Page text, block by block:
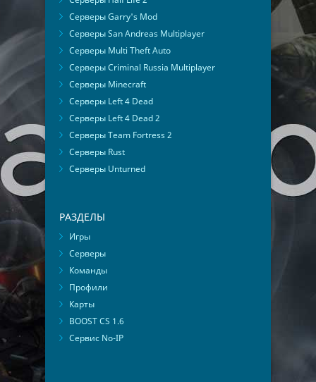
Серверы Garry's Mod
Серверы San Andreas Multiplayer
Серверы Multi Theft Auto
Серверы Criminal Russia Multiplayer
Серверы Minecraft
Серверы Left 4 Dead
Серверы Left 4 Dead 2
Серверы Team Fortress 2
Серверы Rust
Серверы Unturned
РАЗДЕЛЫ
Игры
Серверы
Команды
Профили
Карты
BOOST CS 1.6
Сервис No-IP